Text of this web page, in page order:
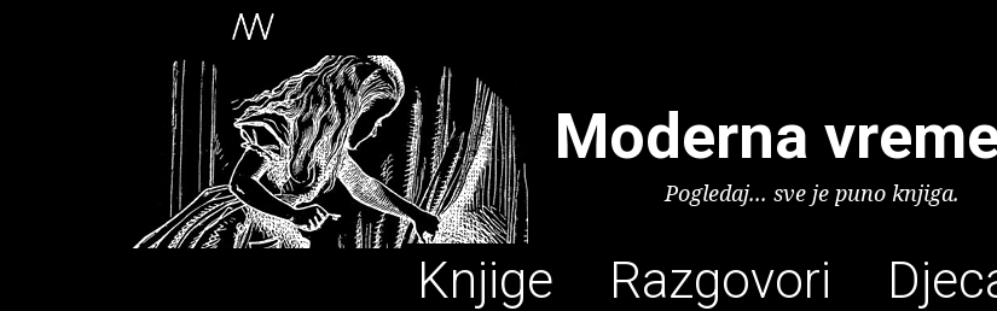
Moderna
Pogledaj... sve je puno knjiga.
Knjige Razgovori